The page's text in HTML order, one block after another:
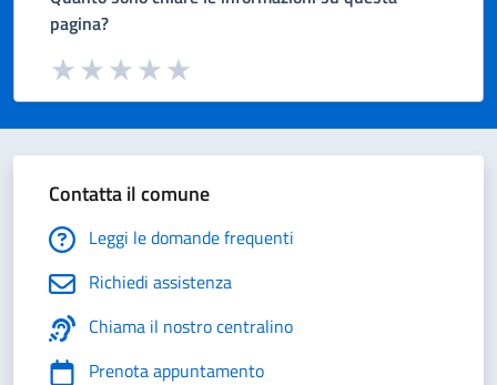
pagina?
Valuta da 1 a 5 stelle la pagina
Valuta 5 stelle su 5
Valuta 4 stelle su 5
Valuta 3 stelle su 5
Valuta 2 stelle su 5
Valuta 1 stelle su 5
Contatta il comune
Leggi le domande frequenti
Richiedi assistenza
Chiama il nostro centralino
Prenota appuntamento